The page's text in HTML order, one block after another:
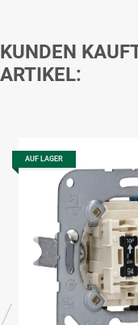
KUNDEN
ARTIKEL:
AUF LAGER